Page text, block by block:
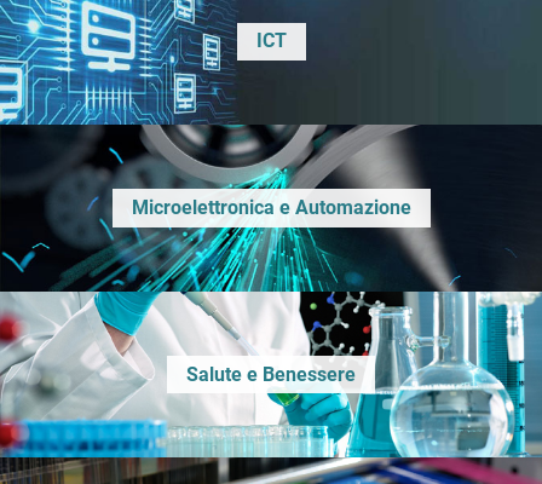
ICT
Microelettronica e Automazione
Salute e Benessere